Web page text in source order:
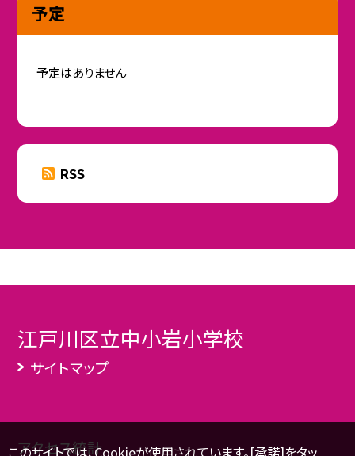
予定
予定はありません
RSS
江戸川区立中小岩小学校
サイトマップ
アクセス統計
このサイトでは、Cookieが使用されています。[承諾]をタッ